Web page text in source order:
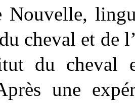
Nouvelle,
cheval et de
du cheval
une